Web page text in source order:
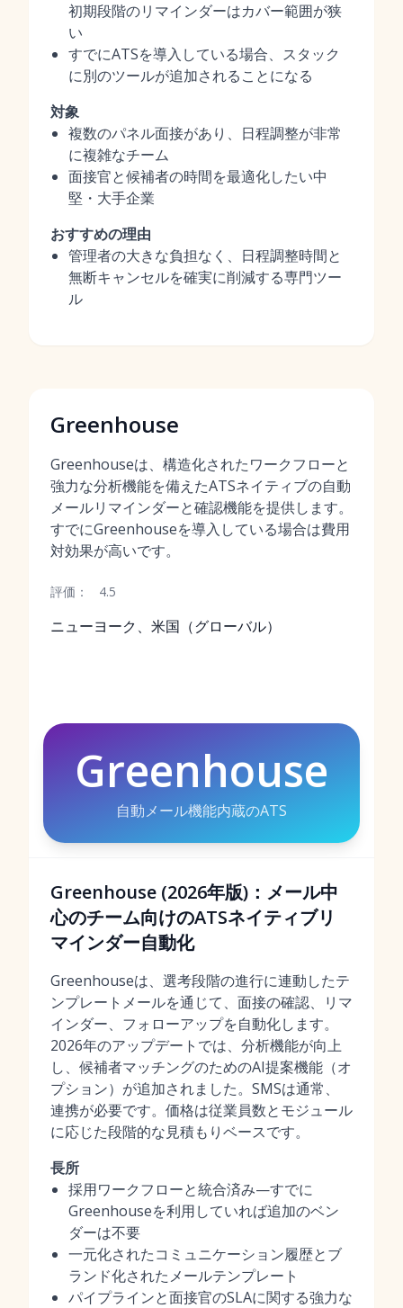
初期段階のリマインダーはカバー範囲が狭
い
すでにATSを導入している場合、スタック
に別のツールが追加されることになる
対象
複数のパネル面接があり、日程調整が非常
に複雑なチーム
面接官と候補者の時間を最適化したい中
堅・大手企業
おすすめの理由
管理者の大きな負担なく、日程調整時間と
無断キャンセルを確実に削減する専門ツー
ル
Greenhouse
Greenhouseは、構造化されたワークフローと
強力な分析機能を備えたATSネイティブの自動
メールリマインダーと確認機能を提供します。
すでにGreenhouseを導入している場合は費用
対効果が高いです。
評価： 4.5
ニューヨーク、米国（グローバル）
Greenhouse
自動メール機能内蔵のATS
Greenhouse (2026年版)：メール中
心のチーム向けのATSネイティブリ
マインダー自動化
Greenhouseは、選考段階の進行に連動したテ
ンプレートメールを通じて、面接の確認、リマ
インダー、フォローアップを自動化します。
2026年のアップデートでは、分析機能が向上
し、候補者マッチングのためのAI提案機能（オ
プション）が追加されました。SMSは通常、
連携が必要です。価格は従業員数とモジュール
に応じた段階的な見積もりベースです。
長所
採用ワークフローと統合済み—すでに
Greenhouseを利用していれば追加のベン
ダーは不要
一元化されたコミュニケーション履歴とブ
ランド化されたメールテンプレート
パイプラインと面接官のSLAに関する強力な